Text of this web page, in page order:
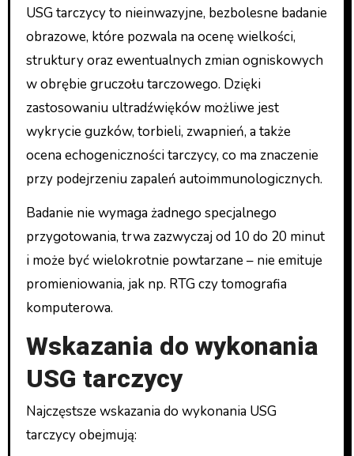
USG tarczycy to nieinwazyjne, bezbolesne badanie
obrazowe, które pozwala na ocenę wielkości,
struktury oraz ewentualnych zmian ogniskowych
w obrębie gruczołu tarczowego. Dzięki
zastosowaniu ultradźwięków możliwe jest
wykrycie guzków, torbieli, zwapnień, a także
ocena echogeniczności tarczycy, co ma znaczenie
przy podejrzeniu zapaleń autoimmunologicznych.
Badanie nie wymaga żadnego specjalnego
przygotowania, trwa zazwyczaj od 10 do 20 minut
i może być wielokrotnie powtarzane – nie emituje
promieniowania, jak np. RTG czy tomografia
komputerowa.
Wskazania do wykonania
USG tarczycy
Najczęstsze wskazania do wykonania USG
tarczycy obejmują: